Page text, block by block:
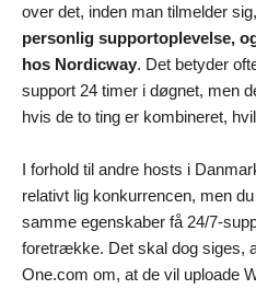
over det, inden man tilmelder
personlig supportoplevelse,
hos Nordicway. Det betyder
support 24 timer i døgnet, men
hvis de to ting er kombineret,
I forhold til andre hosts i
relativt lig konkurrencen, men
samme egenskaber få 24/7-
foretrække. Det skal dog siges,
One.com om, at de vil uploade